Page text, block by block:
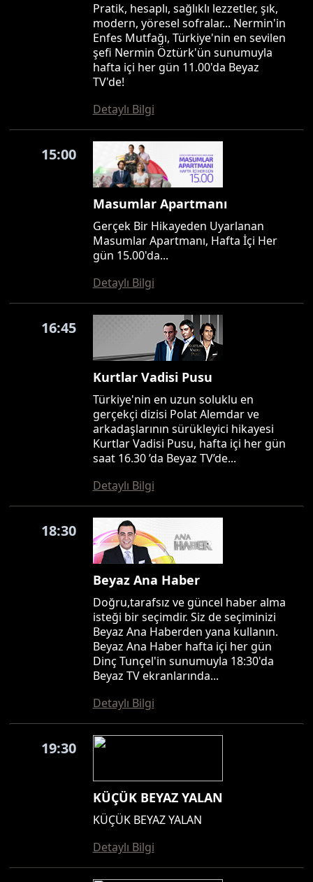
Pratik, hesaplı, sağlıklı lezzetler, şık,
modern, yöresel sofralar... Nermin'in
Enfes Mutfağı, Türkiye'nin en sevilen
şefi Nermin Öztürk'ün sunumuyla
hafta içi her gün 11.00'da Beyaz
TV'de!
Detaylı Bilgi
15:00
Masumlar Apartmanı
Gerçek Bir Hikayeden Uyarlanan
Masumlar Apartmanı, Hafta İçi Her
gün 15.00'da...
Detaylı Bilgi
16:45
Kurtlar Vadisi Pusu
Türkiye'nin en uzun soluklu en
gerçekçi dizisi Polat Alemdar ve
arkadaşlarının sürükleyici hikayesi
Kurtlar Vadisi Pusu, hafta içi her gün
saat 16.30 ’da Beyaz TV’de...
Detaylı Bilgi
18:30
Beyaz Ana Haber
Doğru,tarafsız ve güncel haber alma
isteği bir seçimdir. Siz de seçiminizi
Beyaz Ana Haberden yana kullanın.
Beyaz Ana Haber hafta içi her gün
Dinç Tunçel'in sunumuyla 18:30'da
Beyaz TV ekranlarında...
Detaylı Bilgi
19:30
KÜÇÜK BEYAZ YALAN
KÜÇÜK BEYAZ YALAN
Detaylı Bilgi